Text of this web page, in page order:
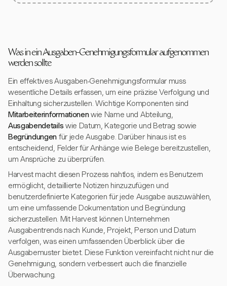
Was in ein Ausgaben-Genehmigungsformular aufgenommen
werden sollte
Ein effektives Ausgaben-Genehmigungsformular muss
wesentliche Details erfassen, um eine präzise Verfolgung und
Einhaltung sicherzustellen. Wichtige Komponenten sind
Mitarbeiterinformationenwie Name und Abteilung,
Ausgabendetails wie Datum, Kategorie und Betrag sowie
Begründungen für jede Ausgabe. Darüber hinaus ist es
entscheidend, Felder für Anhänge wie Belege bereitzustellen,
um Ansprüche zu überprüfen.
Harvest macht diesen Prozess nahtlos, indem es Benutzern
ermöglicht, detaillierte Notizen hinzuzufügen und
benutzerdefinierte Kategorien für jede Ausgabe auszuwählen,
um eine umfassende Dokumentation und Begründung
sicherzustellen. Mit Harvest können Unternehmen
Ausgabentrends nach Kunde, Projekt, Person und Datum
verfolgen, was einen umfassenden Überblick über die
Ausgabemuster bietet. Diese Funktion vereinfacht nicht nur die
Genehmigung, sondern verbessert auch die finanzielle
Überwachung.